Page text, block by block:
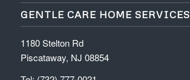
GENTLE CARE HOME SERVICES
1180 Stelton Rd
Piscataway, NJ 08854